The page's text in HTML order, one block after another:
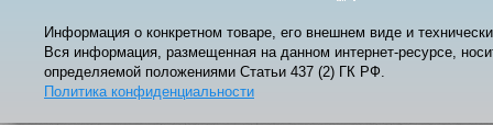
Информация о конкретном товаре, его внешнем виде и
Вся информация, размещенная на данном интернет-ресурсе,
определяемой положениями Статьи 437 (2) ГК РФ.
Политика конфиденциальности